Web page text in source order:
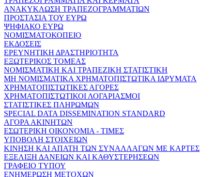
ΑΝΑΚΥΚΛΩΣΗ ΤΡΑΠΕΖΟΓΡΑΜΜΑΤΙΩΝ
ΠΡΟΣΤΑΣΙΑ ΤΟΥ ΕΥΡΩ
ΨΗΦΙΑΚΟ ΕΥΡΩ
ΝΟΜΙΣΜΑΤΟΚΟΠΕΙΟ
ΕΚΔΟΣΕΙΣ
ΕΡΕΥΝΗΤΙΚΗ ΔΡΑΣΤΗΡΙΟΤΗΤΑ
ΕΞΩΤΕΡΙΚΟΣ ΤΟΜΕΑΣ
ΝΟΜΙΣΜΑΤΙΚΗ ΚΑΙ ΤΡΑΠΕΖΙΚΗ ΣΤΑΤΙΣΤΙΚΗ
ΜΗ ΝΟΜΙΣΜΑΤΙΚΑ ΧΡΗΜΑΤΟΠΙΣΤΩΤΙΚΑ ΙΔΡΥΜΑΤΑ
ΧΡΗΜΑΤΟΠΙΣΤΩΤΙΚΕΣ ΑΓΟΡΕΣ
ΧΡΗΜΑΤΟΠΙΣΤΩΤΙΚΟΙ ΛΟΓΑΡΙΑΣΜΟΙ
ΣΤΑΤΙΣΤΙΚΕΣ ΠΛΗΡΩΜΩΝ
SPECIAL DATA DISSEMINATION STANDARD
ΑΓΟΡΑ ΑΚΙΝΗΤΩΝ
ΕΣΩΤΕΡΙΚΗ ΟΙΚΟΝΟΜΙΑ - ΤΙΜΕΣ
ΥΠΟΒΟΛΗ ΣΤΟΙΧΕΙΩΝ
ΚΙΝΗΣΗ ΚΑΙ ΑΠΑΤΗ ΤΩΝ ΣΥΝΑΛΛΑΓΩΝ ΜΕ ΚΑΡΤΕΣ
ΕΞΕΛΙΞΗ ΔΑΝΕΙΩΝ ΚΑΙ ΚΑΘΥΣΤΕΡΗΣΕΩΝ
ΓΡΑΦΕΙΟ ΤΥΠΟΥ
ΕΝΗΜΕΡΩΣΗ ΜΕΤΟΧΩΝ